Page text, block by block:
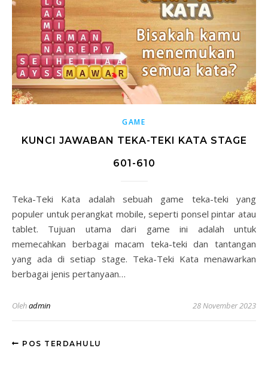
GAME
KUNCI JAWABAN TEKA-TEKI KATA STAGE
601-610
Teka-Teki Kata adalah sebuah game teka-teki yang
populer untuk perangkat mobile, seperti ponsel pintar atau
tablet. Tujuan utama dari game ini adalah untuk
memecahkan berbagai macam teka-teki dan tantangan
yang ada di setiap stage. Teka-Teki Kata menawarkan
berbagai jenis pertanyaan…
Olehadmin 28 November 2023
POS TERDAHULU